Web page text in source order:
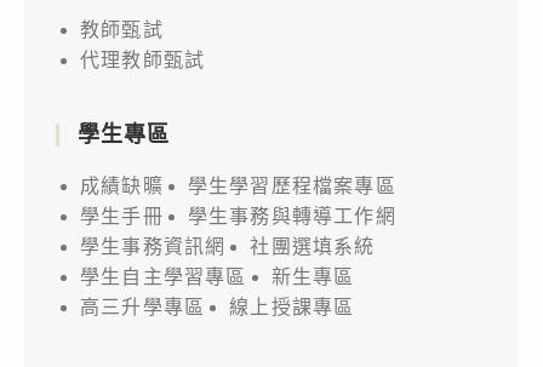
教師甄試
代理教師甄試
學生專區
成績缺曠
學生學習歷程檔案專區
學生手冊
學生事務與轉導工作網
學生事務資訊網
社團選填系統
學生自主學習專區
新生專區
高三升學專區
線上授課專區